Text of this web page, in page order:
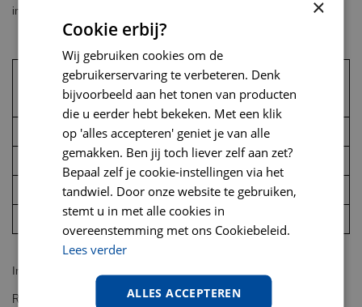
in Amstelveen. Vers water moet dagelijks ter beschikking staan.
Gewicht van de kat (kg)
Normaal actief
Gram/dag
Weinig actief
Gram/dag
3 47
4 57
5 67
6 76
Inhoud: 10 kg
Royal Canin sterilised 37 regular 10 kg
×
Cookie erbij?
Wij gebruiken cookies om de
gebruikerservaring te verbeteren. Denk
bijvoorbeeld aan het tonen van producten
die u eerder hebt bekeken. Met een klik
op 'alles accepteren' geniet je van alle
gemakken. Ben jij toch liever zelf aan zet?
Bepaal zelf je cookie-instellingen via het
tandwiel. Door onze website te gebruiken,
stemt u in met alle cookies in
overeenstemming met ons Cookiebeleid.
Lees verder
ALLES ACCEPTEREN